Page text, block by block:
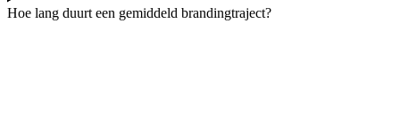
Hoe lang duurt een gemiddeld brandingtraject?